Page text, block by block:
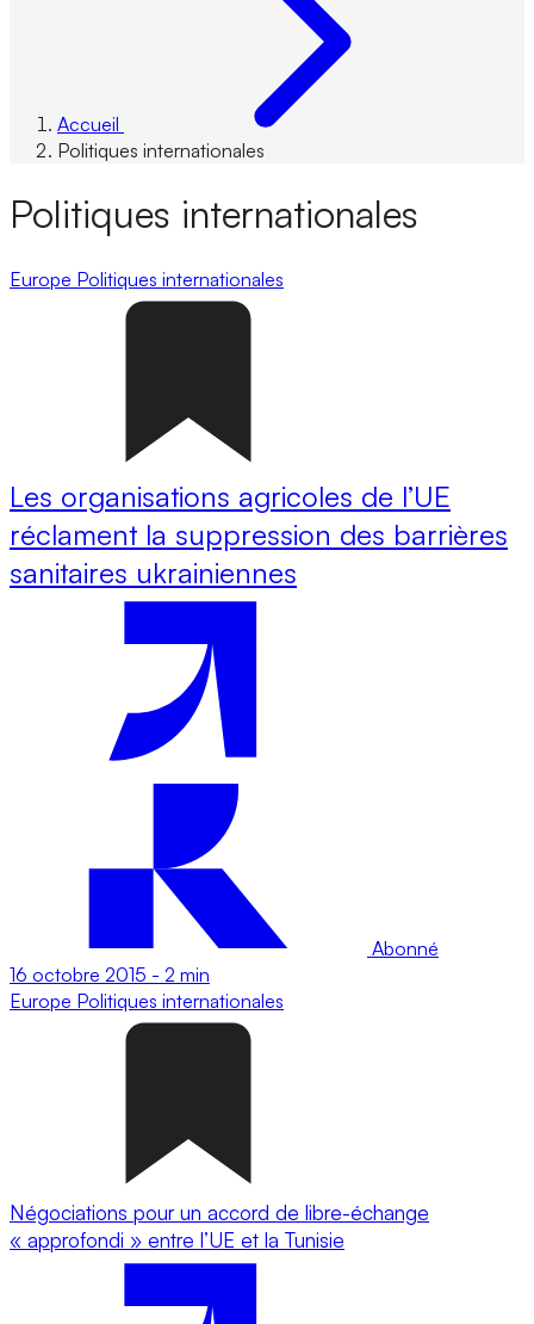
Accueil
Politiques internationales
Politiques internationales
Europe Politiques internationales
Les organisations agricoles de l’UE
réclament la suppression des barrières
sanitaires ukrainiennes
Abonné
16 octobre 2015 - 2 min
Europe Politiques internationales
Négociations pour un accord de libre-échange
« approfondi » entre l’UE et la Tunisie